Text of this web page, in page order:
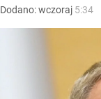
Dodano:wczoraj 5:34